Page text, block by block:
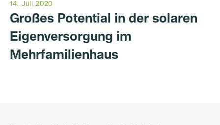
14. Juli 2020
Großes Potential in der solaren
Eigenversorgung im
Mehrfamilienhaus